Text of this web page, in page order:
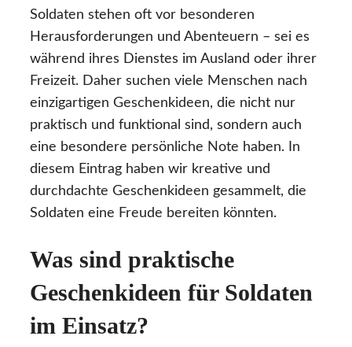
Soldaten stehen oft vor besonderen
Herausforderungen und Abenteuern – sei es
während ihres Dienstes im Ausland oder ihrer
Freizeit. Daher suchen viele Menschen nach
einzigartigen Geschenkideen, die nicht nur
praktisch und funktional sind, sondern auch
eine besondere persönliche Note haben. In
diesem Eintrag haben wir kreative und
durchdachte Geschenkideen gesammelt, die
Soldaten eine Freude bereiten könnten.
Was sind praktische
Geschenkideen für Soldaten
im Einsatz?